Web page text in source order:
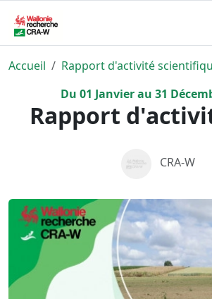
Accueil
Rapport d'activité
Du 01 Janvierau 31
Rapport
CRA-W